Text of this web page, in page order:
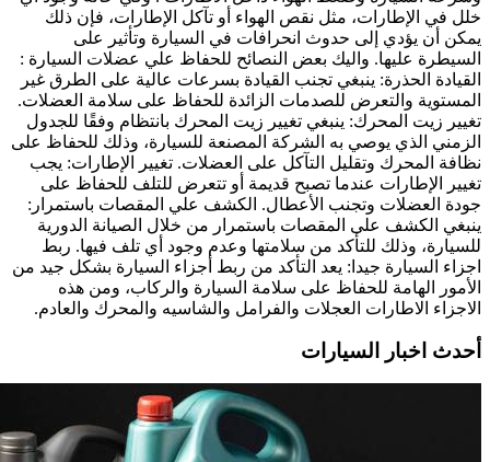
خلل في الإطارات، مثل نقص الهواء أو تآكل الإطارات، فإن ذلك
يمكن أن يؤدي إلى حدوث انحرافات في السيارة وتأثير على
السيطرة عليها. واليك بعض النصائح للحفاظ علي عضلات السيارة :
القيادة الحذرة: ينبغي تجنب القيادة بسرعات عالية على الطرق غير
المستوية والتعرض للصدمات الزائدة للحفاظ على سلامة العضلات.
تغيير زيت المحرك: ينبغي تغيير زيت المحرك بانتظام وفقًا للجدول
الزمني الذي يوصي به الشركة المصنعة للسيارة، وذلك للحفاظ على
نظافة المحرك وتقليل التآكل على العضلات. تغيير الإطارات: يجب
تغيير الإطارات عندما تصبح قديمة أو تتعرض للتلف للحفاظ على
جودة العضلات وتجنب الأعطال. الكشف علي المقصات باستمرار:
ينبغي الكشف على المقصات باستمرار من خلال الصيانة الدورية
للسيارة، وذلك للتأكد من سلامتها وعدم وجود أي تلف فيها. ربط
اجزاء السيارة جيدا: يعد التأكد من ربط أجزاء السيارة بشكل جيد من
الأمور الهامة للحفاظ على سلامة السيارة والركاب، ومن هذه
الاجزاء الاطارات العجلات والفرامل والشاسيه والمحرك والعادم.
أحدث اخبار السيارات